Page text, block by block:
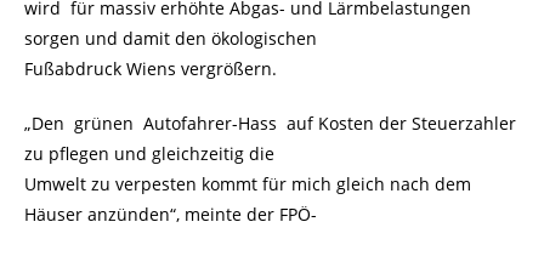
wird für massiv erhöhte Abgas- und Lärmbelastungen
sorgen und damit den ökologischen
Fußabdruck Wiens vergrößern.
„Den grünen Autofahrer-Hass auf Kosten der Steuerzahler
zu pflegen und gleichzeitig die
Umwelt zu verpesten kommt für mich gleich nach dem
Häuser anzünden“, meinte der FPÖ-